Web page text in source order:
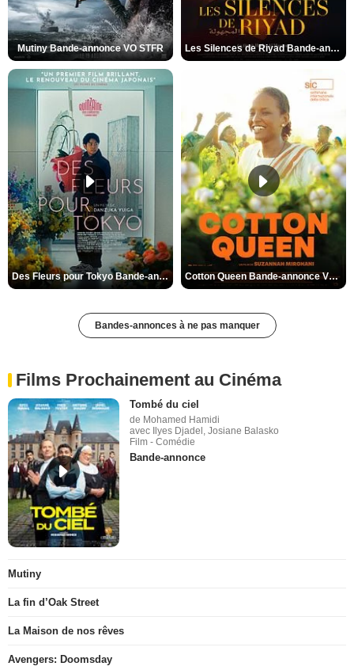
Mutiny Bande-annonce VO STFR Les Silences de Riyad Bande-annonce VO STFR
Des Fleurs pour Tokyo Bande-annonce VO STFR Cotton Queen Bande-annonce VO STFR
Bandes-annonces à ne pas manquer
Films Prochainement au Cinéma
Tombé du ciel
de Mohamed Hamidi
avec Ilyes Djadel, Josiane Balasko
Film - Comédie
Bande-annonce
Mutiny
La fin d’Oak Street
La Maison de nos rêves
Avengers: Doomsday